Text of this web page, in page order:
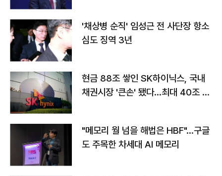
'채상병 순직' 임성근 전 사단장 항소
심도 징역 3년
현금 88조 쌓인 SK하이닉스, 국내
채권시장 '큰손' 됐다…최대 40조 투
"메모리 월 넘을 해법은 HBF"…구글
도 주목한 차세대 AI 메모리